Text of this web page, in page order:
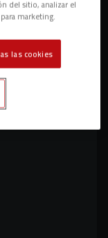
del sitio, analizar el
marketing.
las cookies